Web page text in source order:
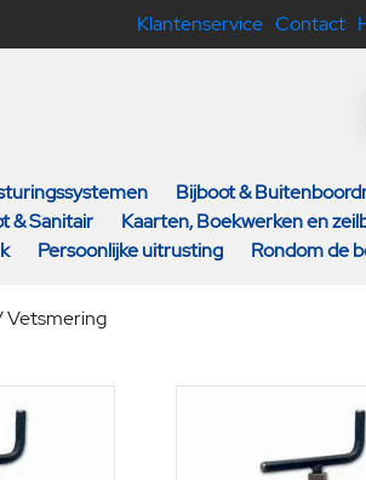
Klantenservice Contact
Bijboot &
& Sanitair Kaarten, Boekwerken en
Persoonlijke uitrusting Rondom de
Vetsmering